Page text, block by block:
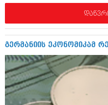
მოდი, ვილაპარაკოთ
მოდა + დიზაინი
რელიგია
მედიცინა
სპორტი
კადრს მიღმა
კადრს მიღმა
კულინარია
ავტორჩევები
ბელადები
გერმანიის ეკონომიკამ